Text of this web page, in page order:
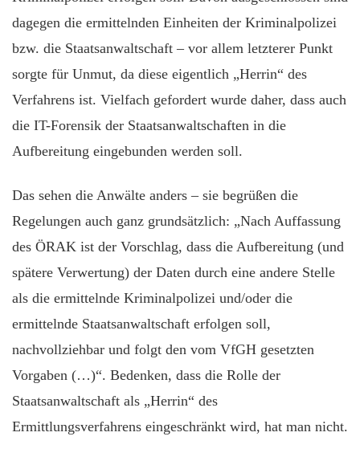
dagegen die ermittelnden Einheiten der Kriminalpolizei
bzw. die Staatsanwaltschaft – vor allem letzterer Punkt
sorgte für Unmut, da diese eigentlich „Herrin“ des
Verfahrens ist. Vielfach gefordert wurde daher, dass auch
die IT-Forensik der Staatsanwaltschaften in die
Aufbereitung eingebunden werden soll.
Das sehen die Anwälte anders – sie begrüßen die
Regelungen auch ganz grundsätzlich: „Nach Auffassung
des ÖRAK ist der Vorschlag, dass die Aufbereitung (und
spätere Verwertung) der Daten durch eine andere Stelle
als die ermittelnde Kriminalpolizei und/oder die
ermittelnde Staatsanwaltschaft erfolgen soll,
nachvollziehbar und folgt den vom VfGH gesetzten
Vorgaben (…)“. Bedenken, dass die Rolle der
Staatsanwaltschaft als „Herrin“ des
Ermittlungsverfahrens eingeschränkt wird, hat man nicht.